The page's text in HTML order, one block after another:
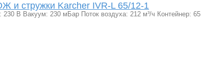
и стружки Karcher IVR-L 65/12-1
В Вакуум: 230 мБар Поток воздуха: 212 м³/ч Контейнер: 65